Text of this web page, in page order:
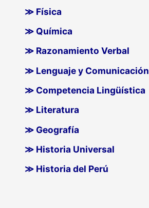
≫ Física
≫ Química
≫ Razonamiento Verbal
≫ Lenguaje y Comunicación
≫ Competencia Lingüística
≫ Literatura
≫ Geografía
≫ Historia Universal
≫ Historia del Perú